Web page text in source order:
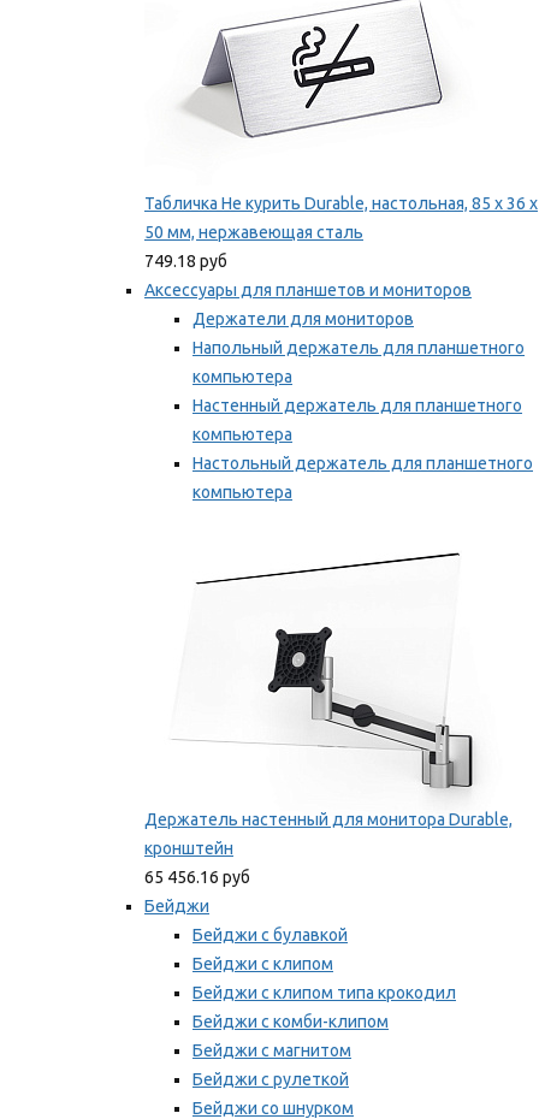
Табличка Не курить Durable, настольная, 85 x 36 x
50 мм, нержавеющая сталь
749.18 руб
Аксессуары для планшетов и мониторов
Держатели для мониторов
Напольный держатель для планшетного
компьютера
Настенный держатель для планшетного
компьютера
Настольный держатель для планшетного
компьютера
Держатель настенный для монитора Durable,
кронштейн
65 456.16 руб
Бейджи
Бейджи с булавкой
Бейджи с клипом
Бейджи с клипом типа крокодил
Бейджи с комби-клипом
Бейджи с магнитом
Бейджи с рулеткой
Бейджи со шнурком